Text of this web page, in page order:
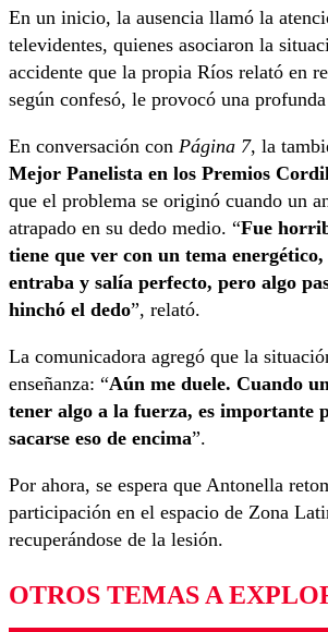
En un inicio, la ausencia llamó la
televidentes, quienes asociaron la
accidente que la propia Ríos relató en
según confesó, le provocó una
En conversación con Página 7, la
Mejor Panelista en los Premios
que el problema se originó cuando un
atrapado en su dedo medio. “Fue
tiene que ver con un tema
entraba y salía perfecto, pero algo
hinchó el dedo”, relató.
La comunicadora agregó que la
enseñanza: “Aún me duele. Cuando
tener algo a la fuerza, es importante
sacarse eso de encima”.
Por ahora, se espera que Antonella
participación en el espacio de Zona
recuperándose de la lesión.
OTROS TEMAS A